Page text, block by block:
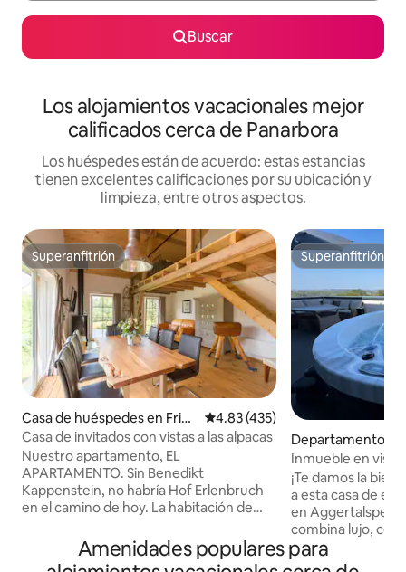
Buscar
Los alojamientos vacacionales mejor
calificados cerca de Panarbora
Los huéspedes están de acuerdo: estas estancias
tienen excelentes calificaciones por su ubicación y
limpieza, entre otros aspectos.
Superanfitrión
Superanfitrión
Casa de huéspedes en Fries
enhagen
Calificación promedio: 4.83 de
4.83 (435)
Casa de invitados con vistas a las alpacas
Nuestro apartamento, EL
APARTAMENTO. Sin Benedikt
Kappenstein, no habría Hof Erlenbruch
en el camino de hoy. La habitación de
del sueño de la Bella Durmiente y se
transformó en un apartamento /
Superanfitrión
Superanfitrión
Departamento
tadt
Inmueble en
jacuzzi privados
¡Te damos la
a esta casa de
en
combina lujo,
Vista panorámica
con sauna y tina
Amenidades populares para